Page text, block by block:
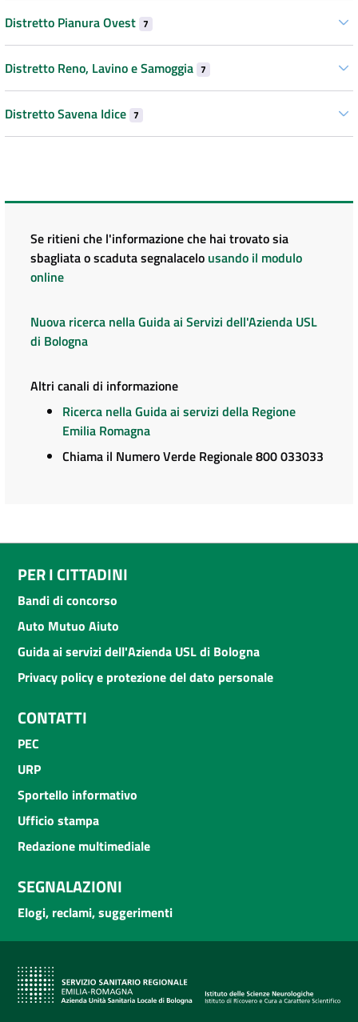
Distretto Pianura Ovest 7
Distretto Reno, Lavino e Samoggia 7
Distretto Savena Idice 7
Se ritieni che l'informazione che hai trovato sia
sbagliata o scaduta segnalacelo usando il modulo
online
Nuova ricerca nella Guida ai Servizi dell'Azienda USL
di Bologna
Altri canali di informazione
Ricerca nella Guida ai servizi della Regione
Emilia Romagna
Chiama il Numero Verde Regionale 800 033033
PER I CITTADINI
Bandi di concorso
Auto Mutuo Aiuto
Guida ai servizi dell'Azienda USL di Bologna
Privacy policy e protezione del dato personale
CONTATTI
PEC
URP
Sportello informativo
Ufficio stampa
Redazione multimediale
SEGNALAZIONI
Elogi, reclami, suggerimenti